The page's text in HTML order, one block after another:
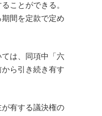
ことができる。
間を定款で定め
は、同項中「六
ら引き続き有す
有する議決権の